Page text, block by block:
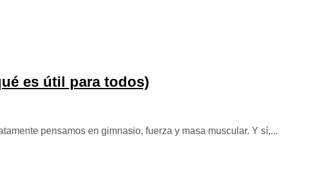
es útil para todos)
pensamos en gimnasio, fuerza y masa muscular. Y sí,...